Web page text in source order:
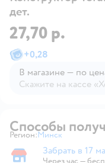
дет.
27,70 р.
+0,28
В магазине — по
Скажите на кассе
Способы
Регион: Выбор адреса
Минск
Забрать в магазине
Забрать в 17
Через час —